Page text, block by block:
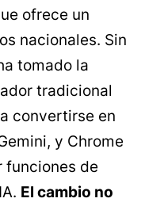
ofrece un
nacionales. Sin
tomado la
tradicional
convertirse en
y Chrome
funciones de
El cambio no